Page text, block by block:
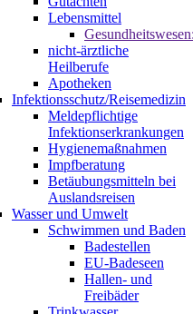
Lebensmittel
nicht-ärztliche
Heilberufe
Apotheken
Infektionsschutz/Reisemedizin
Meldepflichtige
Infektionserkrankungen
Hygienemaßnahmen
Impfberatung
Betäubungsmitteln bei
Auslandsreisen
Wasser und Umwelt
Schwimmen und Baden
Badestellen
EU-Badeseen
Hallen- und
Freibäder